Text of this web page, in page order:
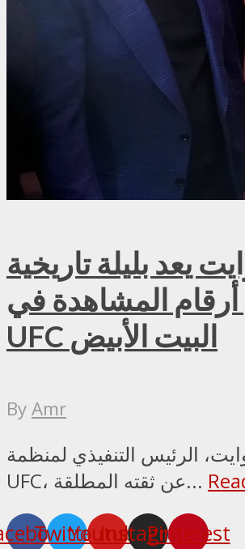
يعد بليلة تاريخية
المشاهدة في
UFC البيت الأبيض
ByAmr
الرئيس التنفيذي لمنظمة
UFC، عن ثقته المطلقة...
TwitterYoutube
Instagram
Pinterest